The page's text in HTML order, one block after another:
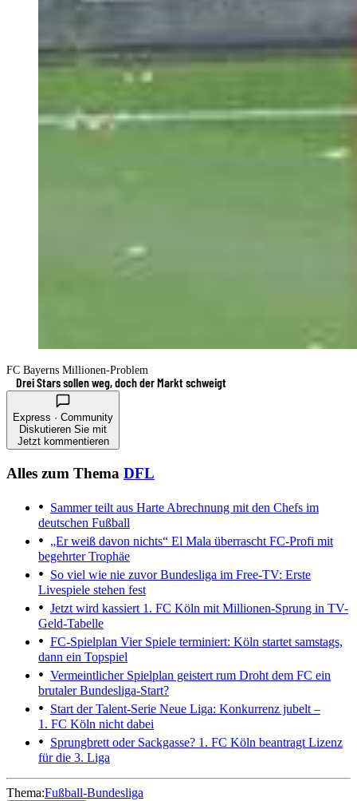
FC Bayerns Millionen-Problem
Drei Stars sollen weg, doch der Markt schweigt
Express · Community
Diskutieren Sie mit
Jetzt kommentieren
Alles zum Thema DFL
Sammer teilt aus Harte Abrechnung mit den Chefs im
deutschen Fußball
„Er weiß davon nichts“ El Mala überrascht FC-Profi mit
begehrter Trophäe
So viel wie nie zuvorBundesliga im Free-TV: Erste
Livespiele stehen fest
Jetzt wird kassiert 1. FC Köln mit Millionen-Sprung in TV-
Geld-Tabelle
FC-Spielplan Vier Spiele terminiert: Köln startet samstags,
dann ein Topspiel
Vermeintlicher Spielplan geistert rum Droht dem FC ein
brutaler Bundesliga-Start?
Start der Talent-Serie Neue Liga: Konkurrenz jubelt –
1. FC Köln nicht dabei
Sprungbrett oder Sackgasse? 1. FC Köln beantragt Lizenz
für die 3. Liga
Thema:Fußball-Bundesliga